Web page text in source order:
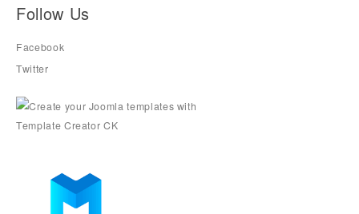
Follow Us
Facebook
Twitter